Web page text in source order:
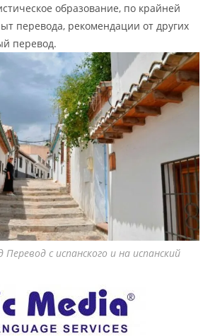
образование, по крайней
перевода, рекомендации от других
перевод.
Перевод с испанского и на испанский